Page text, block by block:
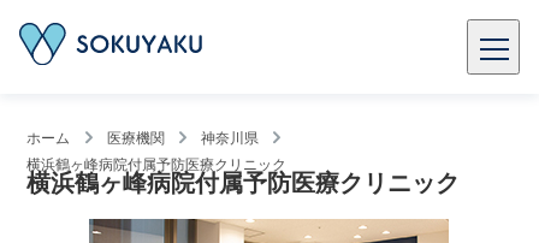
ホーム 医療機関
神奈川県
横浜鶴ヶ峰病院付属予防医療クリニック
横浜鶴ヶ峰病院付属予防医療クリニック